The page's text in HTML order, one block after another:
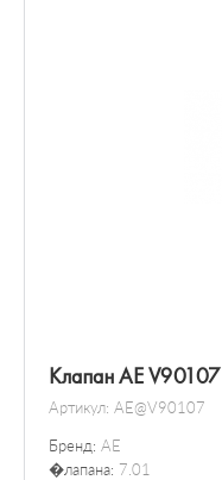
Клапан AE V90107
Артикул: AE@V90107
Бренд: AE
�лапана: 7.01